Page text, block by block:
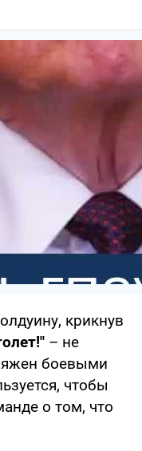
крикнув
– не
боевыми
чтобы
о том, что